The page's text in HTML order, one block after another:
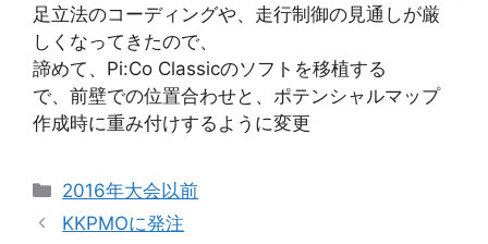
足立法のコーディングや、走行制御の見通しが厳
しくなってきたので、
諦めて、Pi:Co Classicのソフトを移植する
で、前壁での位置合わせと、ポテンシャルマップ
作成時に重み付けするように変更
カ
テ
2016年大会以前
KKPMOに発注